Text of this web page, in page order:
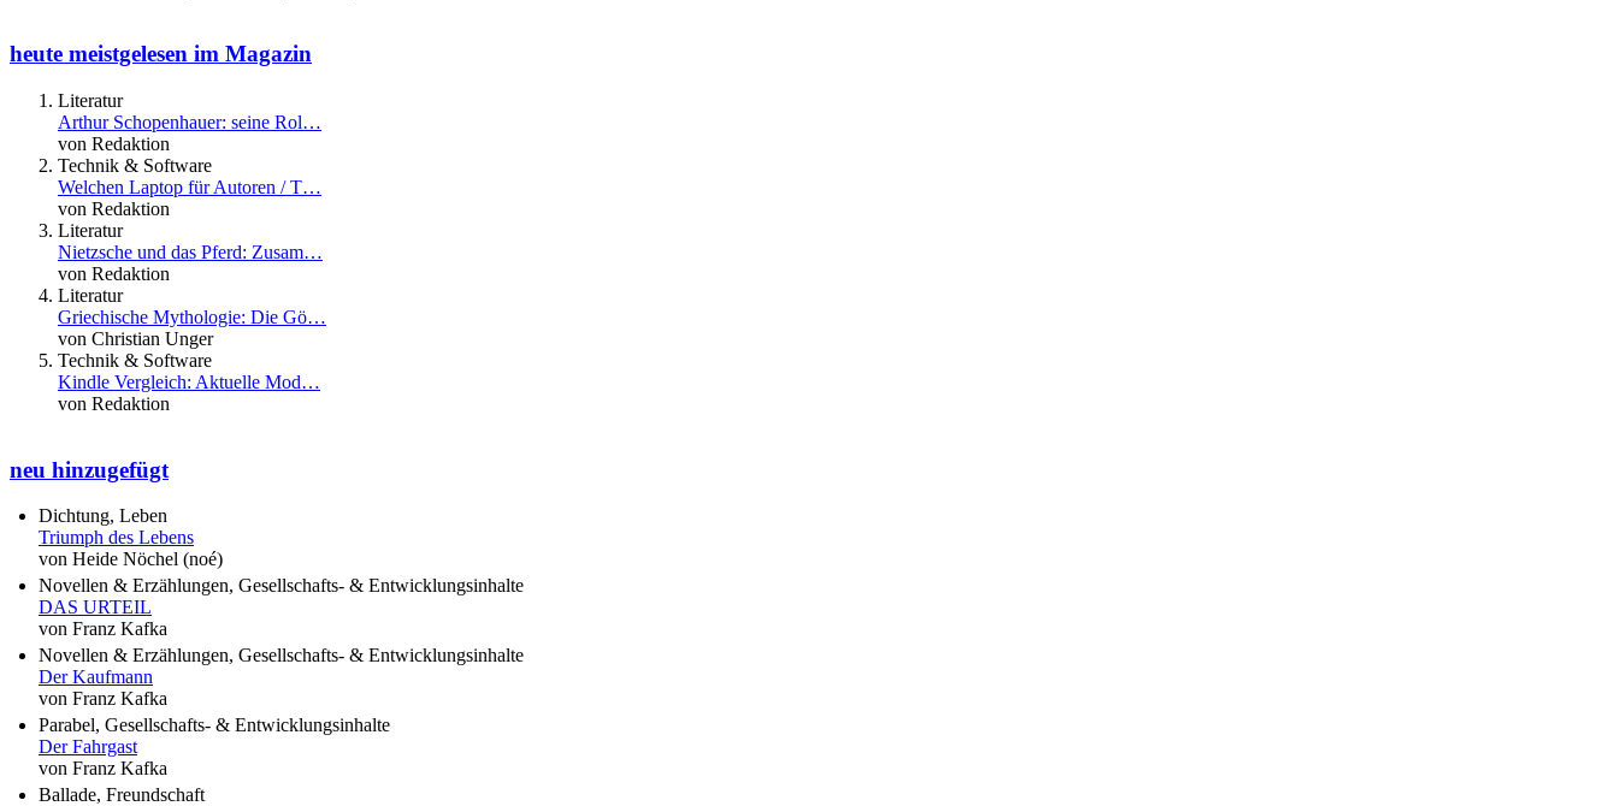
heute meistgelesen im Magazin
Literatur
Arthur Schopenhauer: seine Rol…
von Redaktion
Technik & Software
Welchen Laptop für Autoren / T…
von Redaktion
Literatur
Nietzsche und das Pferd: Zusam…
von Redaktion
Literatur
Griechische Mythologie: Die Gö…
von Christian Unger
Technik & Software
Kindle Vergleich: Aktuelle Mod…
von Redaktion
neu hinzugefügt
Dichtung, Leben
Triumph des Lebens
von Heide Nöchel (noé)
Novellen & Erzählungen, Gesellschafts- & Entwicklungsinhalte
DAS URTEIL
von Franz Kafka
Novellen & Erzählungen, Gesellschafts- & Entwicklungsinhalte
Der Kaufmann
von Franz Kafka
Parabel, Gesellschafts- & Entwicklungsinhalte
Der Fahrgast
von Franz Kafka
Ballade, Freundschaft